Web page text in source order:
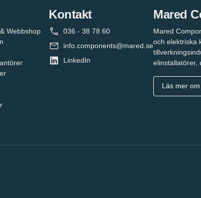
Webbshop
Kontakt
036 - 38 78 60
info.components@mared.se
LinkedIn
Mared
Mared
och elektriska
elinstallatörer,
Läs mer